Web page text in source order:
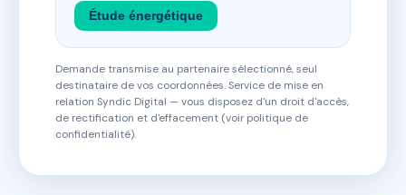
Étude énergétique
Demande transmise au partenaire sélectionné, seul
destinataire de vos coordonnées. Service de mise en
relation Syndic Digital — vous disposez d'un droit d'accès,
de rectification et d'effacement (voir politique de
confidentialité).